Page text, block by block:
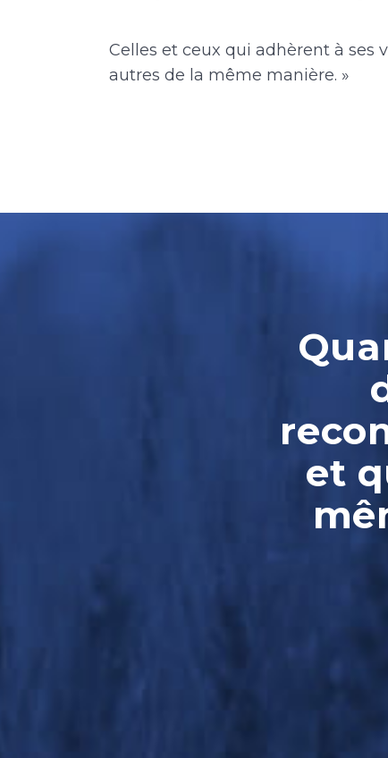
Celles et ceux qui adhèrent à ses
autres de la même manière. »
et